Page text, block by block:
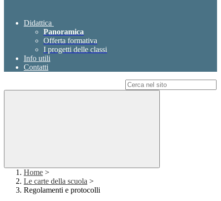
Didattica
Panoramica
Offerta formativa
I progetti delle classi
Info utili
Contatti
Home >
Le carte della scuola >
Regolamenti e protocolli